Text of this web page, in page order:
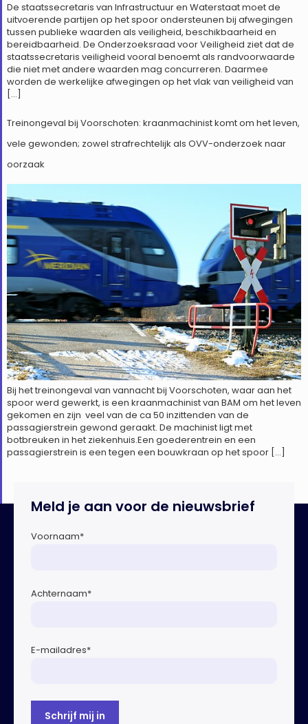
De staatssecretaris van Infrastructuur en Waterstaat moet de
uitvoerende partijen op het spoor ondersteunen bij afwegingen
tussen publieke waarden als veiligheid, beschikbaarheid en
bereidbaarheid. De Onderzoeksraad voor Veiligheid ziet dat de
staatssecretaris veiligheid vooral benoemt als randvoorwaarde
die niet met andere waarden mag concurreren. Daarmee
worden de werkelijke afwegingen op het vlak van veiligheid van
[…]
Treinongeval bij Voorschoten: kraanmachinist komt om het leven,
vele gewonden; zowel strafrechtelijk als OVV-onderzoek naar
oorzaak
Bij het treinongeval van vannacht bij Voorschoten, waar aan het
spoor werd gewerkt, is een kraanmachinist van BAM om het leven
gekomen en zijn veel van de ca 50 inzittenden van de
passagierstrein gewond geraakt. De machinist ligt met
botbreuken in het ziekenhuis.Een goederentrein en een
passagierstrein is een tegen een bouwkraan op het spoor […]
Meld je aan voor de nieuwsbrief
Voornaam*
Achternaam*
E-mailadres*